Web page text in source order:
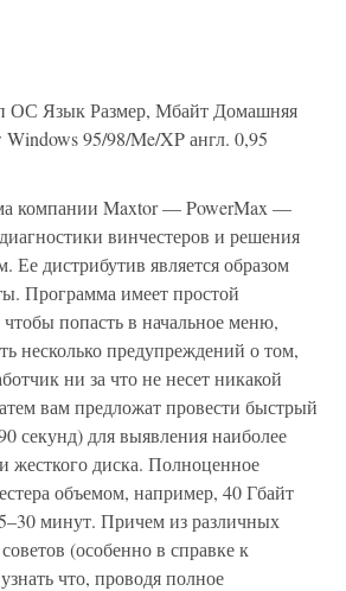
ОС Язык Размер, Мбайт Домашняя
95/98/Me/XP англ. 0,95
компании Maxtor — PowerMax —
винчестеров и решения
Ее дистрибутив является образом
Программа имеет простой
попасть в начальное меню,
несколько предупреждений о том,
ни за что не несет никакой
вам предложат провести быстрый
секунд) для выявления наиболее
жесткого диска. Полноценное
объемом, например, 40 Гбайт
минут. Причем из различных
(особенно в справке к
что, проводя полное